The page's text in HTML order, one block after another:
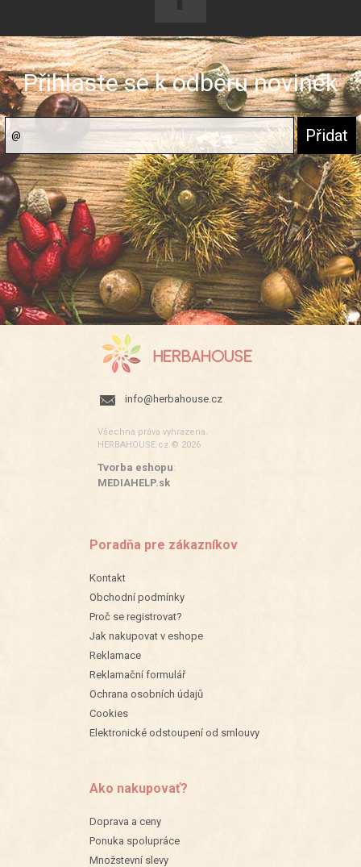
Přihlaste se k odběru novinek
info@herbahouse.cz
Všechna práva vyhrazena.
HERBAHOUSE.cz © 2026
Tvorba eshopu:
MEDIAHELP.sk
Poradňa pre zákazníkov
Kontakt
Obchodní podmínky
Proč se registrovat?
Jak nakupovat v eshope
Reklamace
Reklamační formulář
Ochrana osobních údajů
Cookies
Elektronické odstoupení od smlouvy
Ako nakupovať?
Doprava a ceny
Ponuka spolupráce
Množstevní slevy